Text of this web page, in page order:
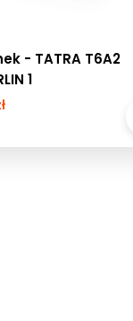
- TATRA T6A2
1